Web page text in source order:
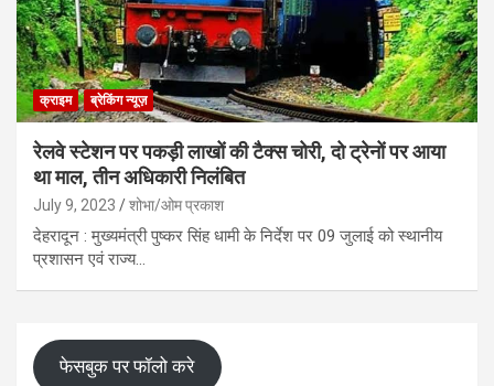
क्राइम ब्रेकिंग न्यूज़
रेलवे स्टेशन पर पकड़ी लाखों की टैक्स चोरी, दो ट्रेनों पर आया
था माल, तीन अधिकारी निलंबित
July 9, 2023 शोभा/ओम प्रकाश
देहरादून : मुख्यमंत्री पुष्कर सिंह धामी के निर्देश पर 09 जुलाई को स्थानीय
प्रशासन एवं राज्य…
फेसबुक पर फॉलो करे